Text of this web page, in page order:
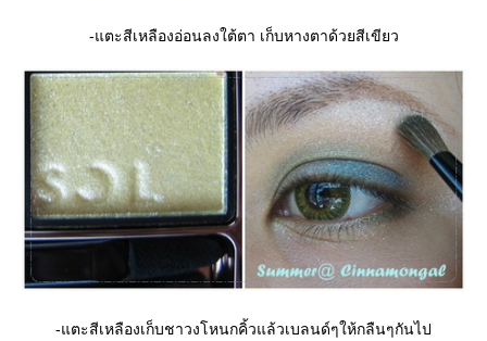
-แตะสีเหลืองอ่อนลงใต้ตา เก็บหางตาด้วยสีเขียว
-แตะสีเหลืองเก็บชาวงโหนกคิ้วแล้วเบลนด์ๆให้กลืนๆกันไป